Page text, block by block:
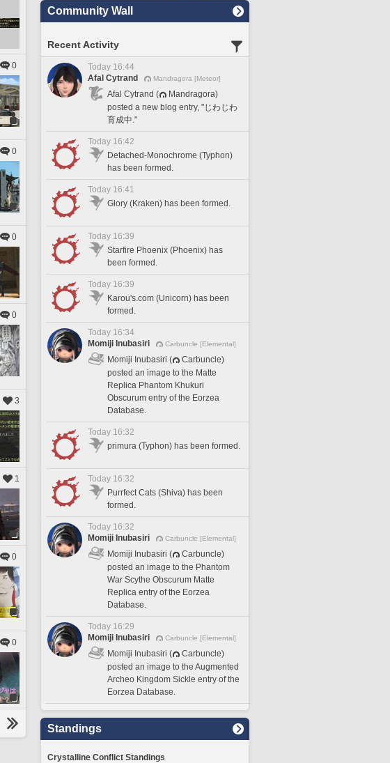
0
0
0
0
3
1
0
0
Community Wall
Recent Activity
Today 16:44
Afal Cytrand
Mandragora [Meteor]
Afal Cytrand (
Mandragora)
posted a new blog entry, "じわじわ
育成中."
Today 16:42
Detached-Monochrome (Typhon)
has been formed.
Today 16:41
Glory (Kraken) has been formed.
Today 16:39
Starfire Phoenix (Phoenix) has
been formed.
Today 16:39
Karou's.com (Unicorn) has been
formed.
Today 16:34
Momiji Inubasiri
Carbuncle [Elemental]
Momiji Inubasiri (
Carbuncle)
posted an image to the Matte
Replica Phantom Khukuri
Obscurum entry of the Eorzea
Database.
Today 16:32
primura (Typhon) has been formed.
Today 16:32
Purrfect Cats (Shiva) has been
formed.
Today 16:32
Momiji Inubasiri
Carbuncle [Elemental]
Momiji Inubasiri (
Carbuncle)
posted an image to the Phantom
War Scythe Obscurum Matte
Replica entry of the Eorzea
Database.
Today 16:29
Momiji Inubasiri
Carbuncle [Elemental]
Momiji Inubasiri (
Carbuncle)
posted an image to the Augmented
Archeo Kingdom Sickle entry of the
Eorzea Database.
Standings
Crystalline Conflict Standings